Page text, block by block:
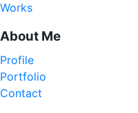
Works
About Me
Profile
Portfolio
Contact